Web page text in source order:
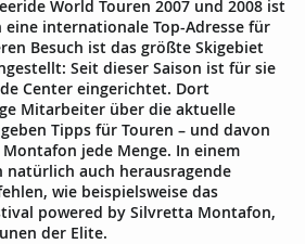
World Touren 2007 und 2008 ist
internationale Top-Adresse für
Besuch ist das größte Skigebiet
Seit dieser Saison ist für sie
Center eingerichtet. Dort
Mitarbeiter über die aktuelle
Tipps für Touren – und davon
jede Menge. In einem
natürlich auch herausragende
wie beispielsweise das
powered by Silvretta Montafon,
der Elite.